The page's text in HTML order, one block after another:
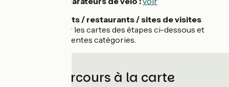
🛌 Hébergements / restaurants / sites de visites
rendez-vous sur les cartes des étapes ci-dessous et
affichez les différentes catégories.
Parcours à la carte